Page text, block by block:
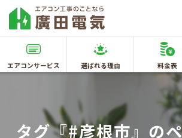
エアコンサービス 選ばれる理由 料金表
タグ『#彦根市』の